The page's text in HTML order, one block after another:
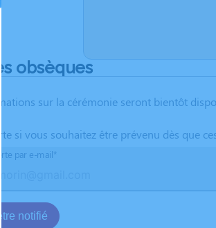
obsèques
sur la cérémonie seront bientôt
si vous souhaitez être prévenu dès que
par e-mail*
notifié